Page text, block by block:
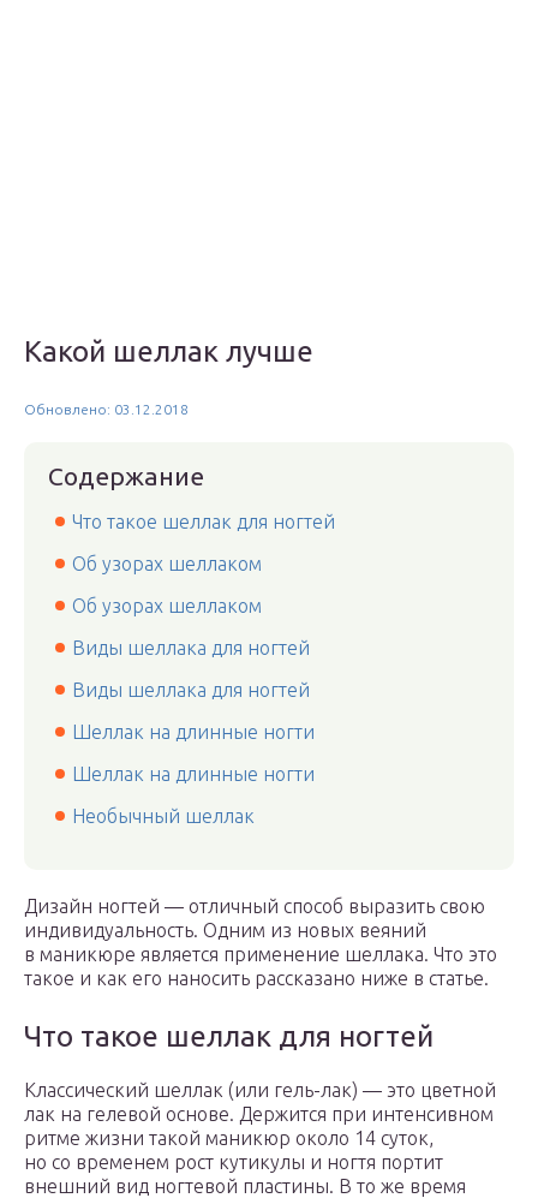
Какой шеллак лучше
Обновлено: 03.12.2018
Содержание
Что такое шеллак для ногтей
Об узорах шеллаком
Об узорах шеллаком
Виды шеллака для ногтей
Виды шеллака для ногтей
Шеллак на длинные ногти
Шеллак на длинные ногти
Необычный шеллак
Дизайн ногтей — отличный способ выразить свою
индивидуальность. Одним из новых веяний
в маникюре является применение шеллака. Что это
такое и как его наносить рассказано ниже в статье.
Что такое шеллак для ногтей
Классический шеллак (или гель-лак) — это цветной
лак на гелевой основе. Держится при интенсивном
ритме жизни такой маникюр около 14 суток,
но со временем рост кутикулы и ногтя портит
внешний вид ногтевой пластины. В то же время